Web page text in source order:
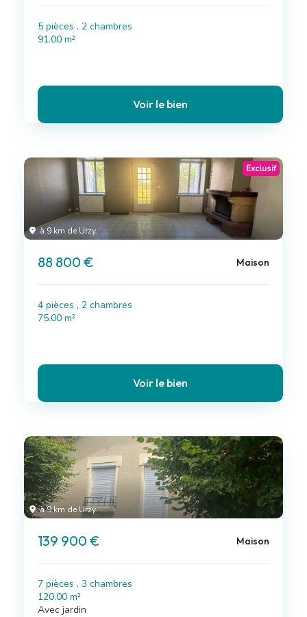
5 pièces , 2 chambres
91.00 m²
Voir le bien
à 9 km de Urzy
Exclusif
88 800 € Maison
4 pièces , 2 chambres
75.00 m²
Voir le bien
à 9 km de Urzy
139 900 € Maison
7 pièces , 3 chambres
120.00 m²
Avec jardin